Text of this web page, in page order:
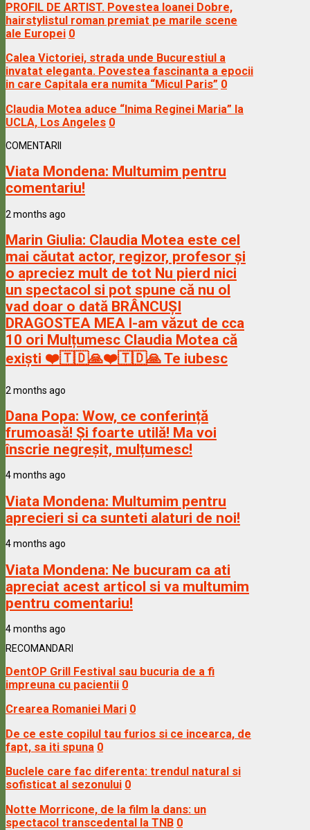
PROFIL DE ARTIST. Povestea Ioanei Dobre,
hairstylistul roman premiat pe marile scene
ale Europei 0
Calea Victoriei, strada unde Bucurestiul a
invatat eleganta. Povestea fascinanta a epocii
in care Capitala era numita “Micul Paris” 0
Claudia Motea aduce “Inima Reginei Maria” la
UCLA, Los Angeles 0
COMENTARII
Viata Mondena: Multumim pentru
comentariu!
2 months ago
Marin Giulia: Claudia Motea este cel
mai căutat actor, regizor, profesor și
o apreciez mult de tot Nu pierd nici
un spectacol si pot spune că nu ol
vad doar o dată BRÂNCUȘI
DRAGOSTEA MEA l-am văzut de cca
10 ori Mulțumesc Claudia Motea că
exiști ❤️🇹🇩🙏❤️🇹🇩🙏 Te iubesc
2 months ago
Dana Popa: Wow, ce conferință
frumoasă! Și foarte utilă! Ma voi
înscrie negreșit, mulțumesc!
4 months ago
Viata Mondena: Multumim pentru
aprecieri si ca sunteti alaturi de noi!
4 months ago
Viata Mondena: Ne bucuram ca ati
apreciat acest articol si va multumim
pentru comentariu!
4 months ago
RECOMANDARI
DentOP Grill Festival sau bucuria de a fi
impreuna cu pacientii 0
Crearea Romaniei Mari 0
De ce este copilul tau furios si ce incearca, de
fapt, sa iti spuna 0
Buclele care fac diferenta: trendul natural si
sofisticat al sezonului 0
Notte Morricone, de la film la dans: un
spectacol transcedental la TNB 0